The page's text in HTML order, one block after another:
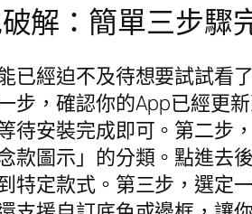
解：簡單三步驟
已經迫不及待想要試試看
步，確認你的App已經更
待安裝完成即可。第二步
款圖示」的分類。點進去
特定款式。第三步，選定